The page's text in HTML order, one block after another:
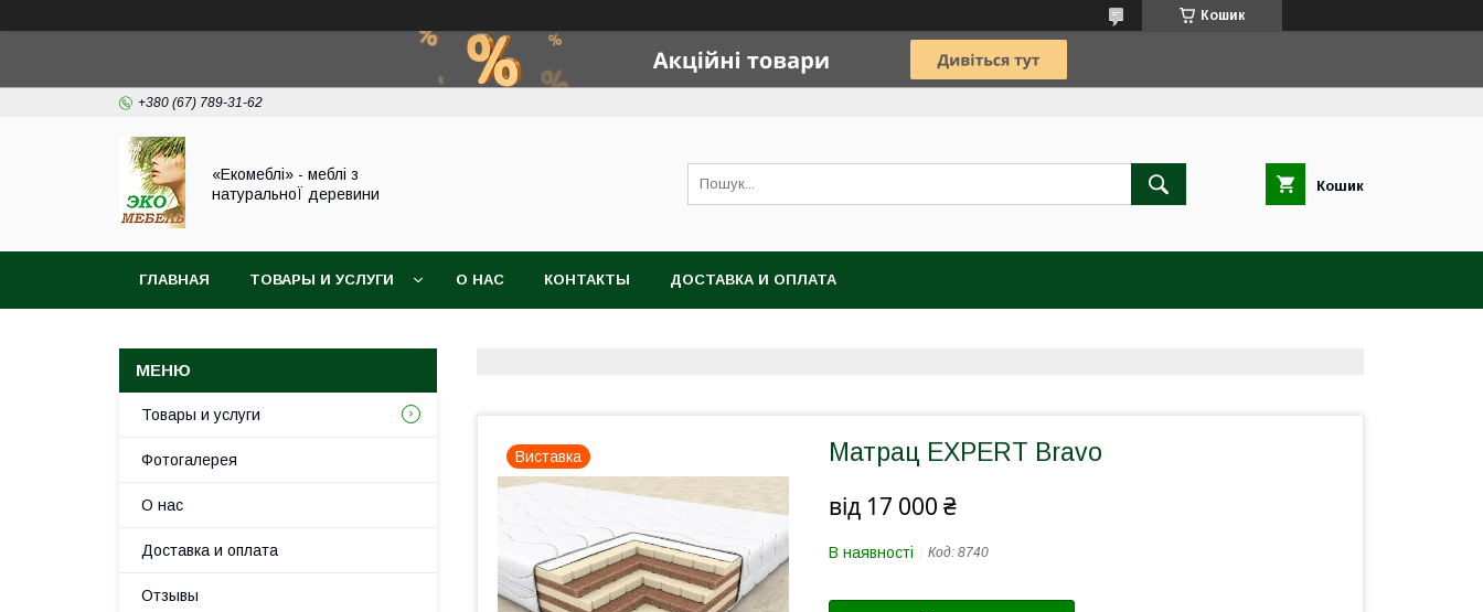
Кошик
+380 (67) 789-31-62
«Екомеблі» - меблі з
натуральноЇ деревини
Кошик
ГЛАВНАЯ ТОВАРЫ И УСЛУГИ О НАС КОНТАКТЫ ДОСТАВКА И ОПЛАТА
Виставка Матрац EXPERT Bravo
від 17 000 ₴
В наявності Код: 8740
Товары и услуги
Фотогалерея
О нас
Доставка и оплата
Отзывы